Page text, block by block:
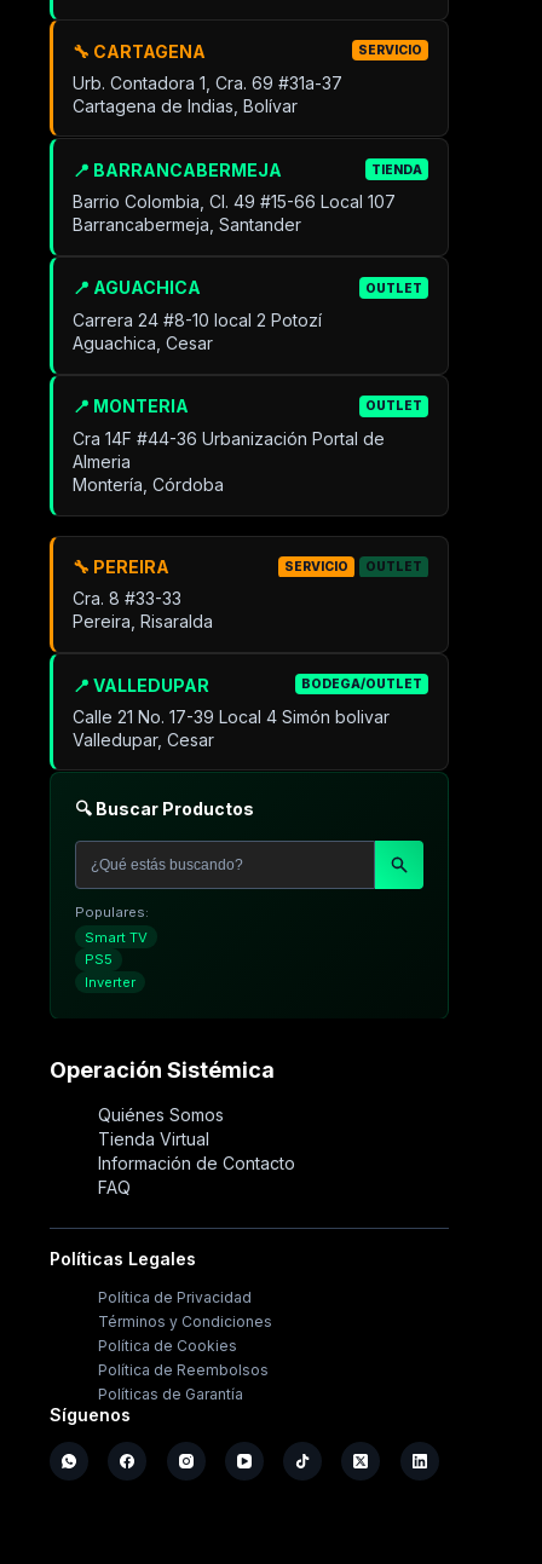
🔧 CARTAGENA SERVICIO
Urb. Contadora 1, Cra. 69 #31a-37
Cartagena de Indias, Bolívar
📍 BARRANCABERMEJA TIENDA
Barrio Colombia, Cl. 49 #15-66 Local 107
Barrancabermeja, Santander
📍 AGUACHICA OUTLET
Carrera 24 #8-10 local 2 Potozí
Aguachica, Cesar
📍 MONTERIA OUTLET
Cra 14F #44-36 Urbanización Portal de
Almeria
Montería, Córdoba
📍 VALLEDUPAR BODEGA/OUTLET
Calle 21 No. 17-39 Local 4 Simón bolivar
Valledupar, Cesar
🔧 PEREIRA SERVICIO OUTLET
Cra. 8 #33-33
Pereira, Risaralda
🔍 Buscar Productos
Populares:
Smart TV
PS5
Inverter
Operación Sistémica
Quiénes Somos
Tienda Virtual
Información de Contacto
FAQ
Políticas Legales
Política de Privacidad
Términos y Condiciones
Política de Cookies
Política de Reembolsos
Políticas de Garantía
Síguenos